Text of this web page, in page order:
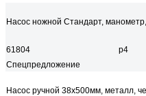
Насос ножной Стандарт,
61804 р4
Спецпредложение
Насос ручной 38х500мм, металл,